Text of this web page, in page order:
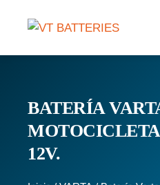
BATERÍA
12V.